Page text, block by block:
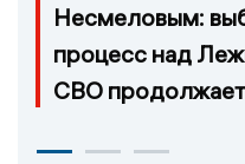
Несмеловым:
процесс над
СВО